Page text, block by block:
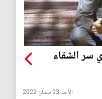
سر الشقاء
الأحد 03 نيسان 2022